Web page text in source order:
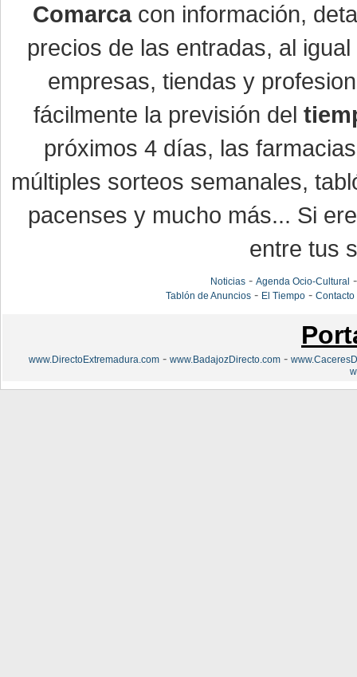
Comarcacon información,
precios de las entradas, al
empresas, tiendas y
fácilmente la previsión del
próximos 4 días, las
múltiples sorteos semanales,
pacenses y mucho más... Si
entre tus
Noticias- Agenda Ocio-Cultural
Tablón de Anuncios- El Tiempo- Contacto
www.DirectoExtremadura.com - www.BadajozDirecto.com -